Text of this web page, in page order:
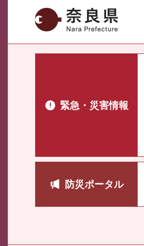
奈良県
緊急・災害情報
防災ポータル